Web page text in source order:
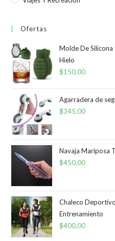
Ofertas
Molde De
Hielo
$150,00
Agarradera de
$345,00
Navaja Mariposa
$450,00
Chaleco
Entrenamiento
$400,00